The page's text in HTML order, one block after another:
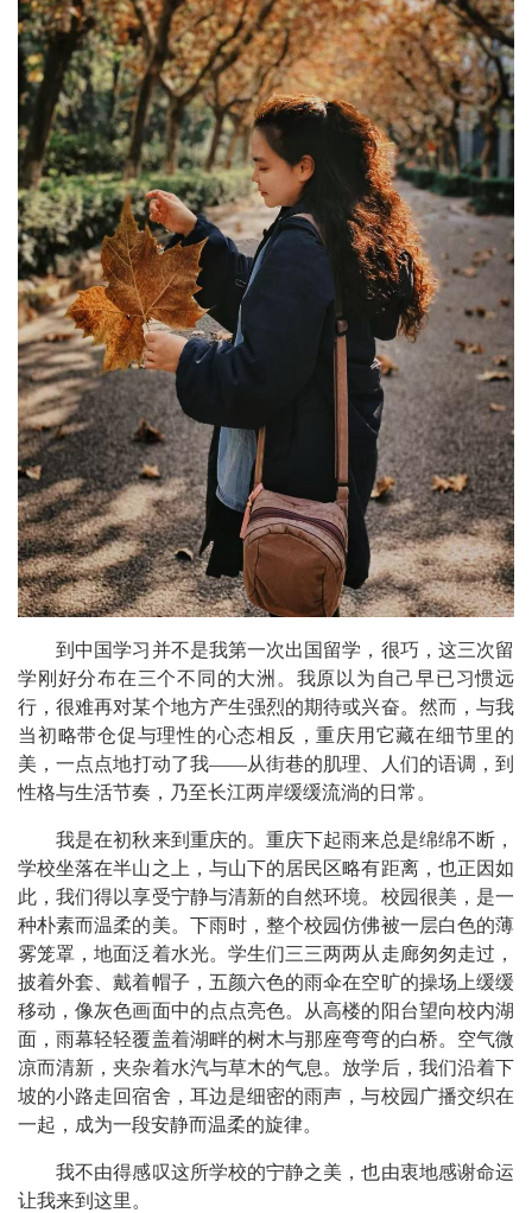
到中国学习并不是我第一次出国留学，很巧，这三次留
学刚好分布在三个不同的大洲。我原以为自己早已习惯远
行，很难再对某个地方产生强烈的期待或兴奋。然而，与我
当初略带仓促与理性的心态相反，重庆用它藏在细节里的
美，一点点地打动了我——从街巷的肌理、人们的语调，到
性格与生活节奏，乃至长江两岸缓缓流淌的日常。
我是在初秋来到重庆的。重庆下起雨来总是绵绵不断，
学校坐落在半山之上，与山下的居民区略有距离，也正因如
此，我们得以享受宁静与清新的自然环境。校园很美，是一
种朴素而温柔的美。下雨时，整个校园仿佛被一层白色的薄
雾笼罩，地面泛着水光。学生们三三两两从走廊匆匆走过，
披着外套、戴着帽子，五颜六色的雨伞在空旷的操场上缓缓
移动，像灰色画面中的点点亮色。从高楼的阳台望向校内湖
面，雨幕轻轻覆盖着湖畔的树木与那座弯弯的白桥。空气微
凉而清新，夹杂着水汽与草木的气息。放学后，我们沿着下
坡的小路走回宿舍，耳边是细密的雨声，与校园广播交织在
一起，成为一段安静而温柔的旋律。
我不由得感叹这所学校的宁静之美，也由衷地感谢命运
让我来到这里。